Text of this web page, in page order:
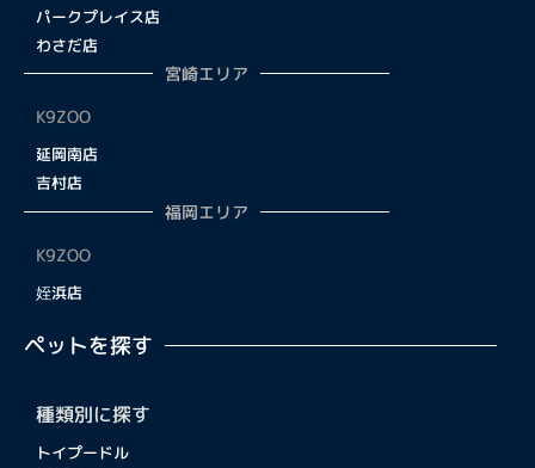
パークプレイス店
わさだ店
宮崎エリア
K9ZOO
延岡南店
吉村店
福岡エリア
K9ZOO
姪浜店
ペットを探す
種類別に探す
トイプードル